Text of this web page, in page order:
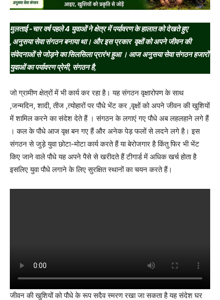
मुलताई -चार वर्ष पहले 4 युवाओं ने क्षेत्र में पर्यावरण के हालात को देखते हुए
,अनुसया सेवा संगठन बनाया था। और इस प्रकार वृक्षों को अपने जीवन की
संवेदनाओं से जोड़ने का सिलसिला प्रारंभ हुआ । आज अनुसया सेवा संगठन हजारों
युवाओं का पर्यावरण प्रेमी, संगठन है,
जो ग्रामीण क्षेत्रों में भी कार्य कर रहा है। यह संगठन वृक्षारोपण के साथ
,जन्मदिन, शादी, तीज ,त्योहारों पर पौधे भेंट कर ,वृक्षों को अपने जीवन की खुशियों
में शामिल करने का संदेश देते हैं । संगठन के लगाएं गए पौधे अब लहलहाने लगे हैं
। कल के पौधे आज वृक्ष बन गए हैं और अनेक पेड़ फलों से लदने लगे है। इस
संगठन से जुड़े युवा छोटा-मोटा कार्य करते हैं या बेरोजगार है किंतु फिर भी भेंट
किए जाने वाले पौधे यह अपने पैसे से खरीदते हैं टीगार्ड में अधिक खर्च होता है
इसलिए युवा पौधे लगाने के लिए सुरक्षित स्थानों का चयन करते हैं।
जीवन की खुशियों को पौधे के रूप सदैव स्मरण रखा जा सकता है यह संदेश घर